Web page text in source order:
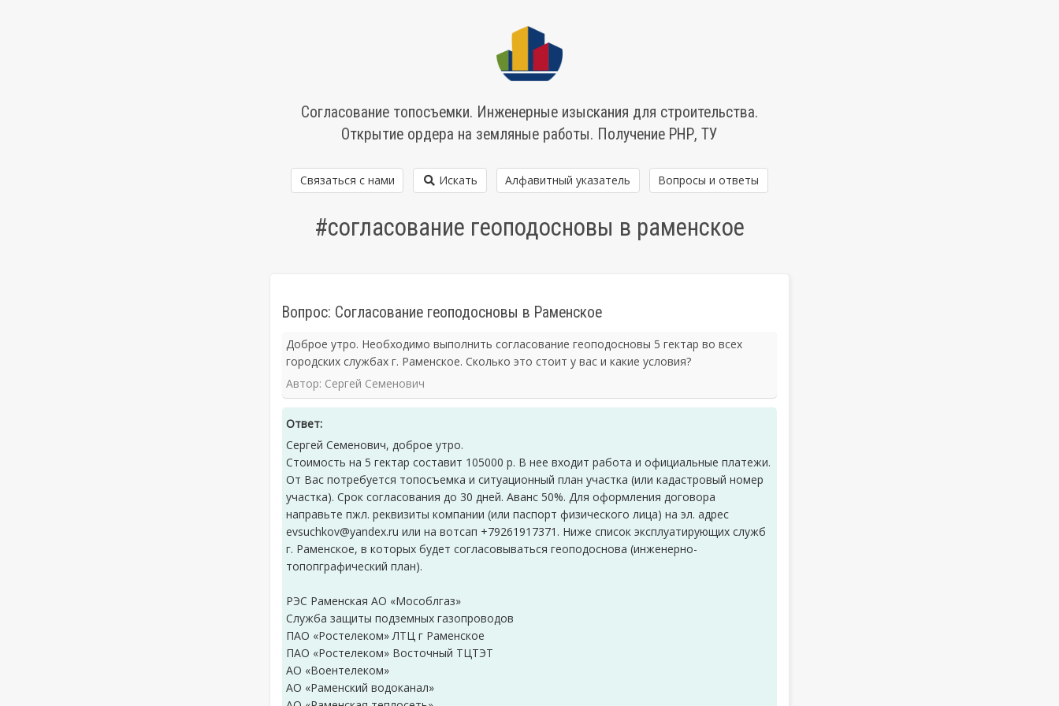
Согласование топосъемки. Инженерные изыскания для строительства.
Открытие ордера на земляные работы. Получение РНР, ТУ
Связаться с нами Искать Алфавитный указатель Вопросы и ответы
#согласование геоподосновы в раменское
Вопрос: Согласование геоподосновы в Раменское
Доброе утро. Необходимо выполнить согласование геоподосновы 5 гектар во всех
городских службах г. Раменское. Сколько это стоит у вас и какие условия?
Автор: Сергей Семенович
Ответ:
Сергей Семенович, доброе утро.
Стоимость на 5 гектар составит 105000 р. В нее входит работа и официальные платежи.
От Вас потребуется топосъемка и ситуационный план участка (или кадастровый номер
участка). Срок согласования до 30 дней. Аванс 50%. Для оформления договора
направьте пжл. реквизиты компании (или паспорт физического лица) на эл. адрес
evsuchkov@yandex.ru или на вотсап +79261917371. Ниже список эксплуатирующих служб
г. Раменское, в которых будет согласовываться геоподоснова (инженерно-
топопграфический план).
РЭС Раменская АО «Мособлгаз»
Служба защиты подземных газопроводов
ПАО «Ростелеком» ЛТЦ г Раменское
ПАО «Ростелеком» Восточный ТЦТЭТ
АО «Воентелеком»
АО «Раменский водоканал»